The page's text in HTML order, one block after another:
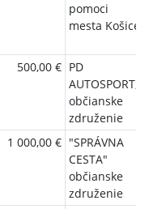
pomoci
mesta Košice
500,00 € PD
AUTOSPORT,
občianske
združenie
1 000,00 € "SPRÁVNA
CESTA"
občianske
združenie